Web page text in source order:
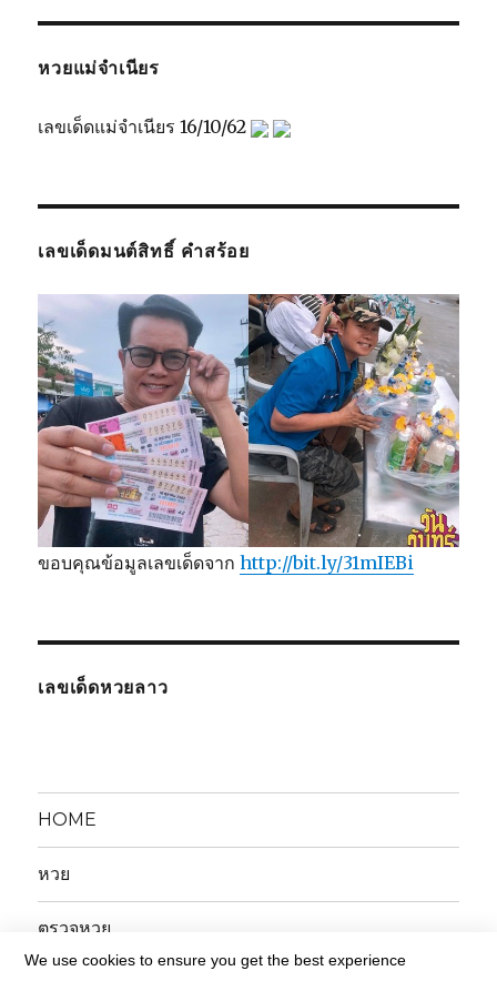
หวยแม่จำเนียร
เลขเด็ดแม่จำเนียร 16/10/62
เลขเด็ดมนต์สิทธิ์ คำสร้อย
ขอบคุณข้อมูลเลขเด็ดจากhttp://bit.ly/31mIEBi
เลขเด็ดหวยลาว
HOME
หวย
ตรวจหวย
We use cookies to ensure you get the best experience